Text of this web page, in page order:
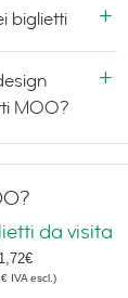
biglietti
MOO?
da visita
IVA escl. )